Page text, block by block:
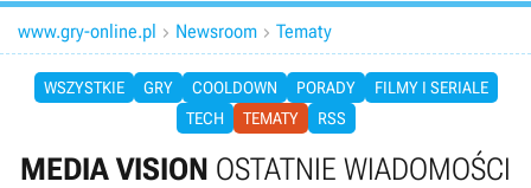
www.gry-online.pl  Newsroom  Tematy
WSZYSTKIE GRY COOLDOWN PORADY
FILMY I SERIALE
TECH
TEMATY RSS
MEDIA VISION OSTATNIE WIADOMOŚCI